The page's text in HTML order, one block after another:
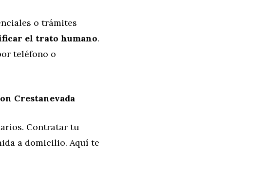
o trámites
el trato humano.
teléfono o
Crestanevada
Contratar tu
a domicilio. Aquí te